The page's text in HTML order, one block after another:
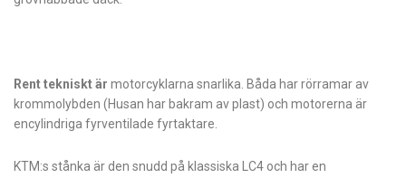
Rent tekniskt är motorcyklarna snarlika. Båda har rörramar av
krommolybden (Husan har bakram av plast) och motorerna är
encylindriga fyrventilade fyrtaktare.
KTM:s stånka är den snudd på klassiska LC4 och har en